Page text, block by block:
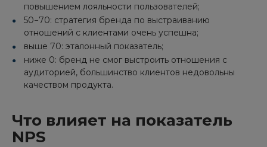
повышением лояльности пользователей;
50−70: стратегия бренда по выстраиванию
отношений с клиентами очень успешна;
выше 70: эталонный показатель;
ниже 0: бренд не смог выстроить отношения с
аудиторией, большинство клиентов недовольны
качеством продукта.
Что влияет на показатель
NPS